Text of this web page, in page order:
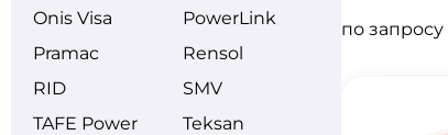
Onis Visa
PowerLink
Pramac
Rensol
RID
SMV
TAFE Power
Teksan
по запросу